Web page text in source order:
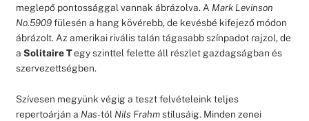
meglepő pontossággal vannak ábrázolva. A Mark Levinson
No.5909fülesén a hang kövérebb, de kevésbé kifejező módon
ábrázolt. Az amerikai rivális talán tágasabb színpadot rajzol, de
a Solitaire Tegy szinttel felette áll részlet gazdagságban és
szervezettségben.
Szívesen megyünk végig a teszt felvételeink teljes
repertoárján a Nas-tól Nils Frahmstílusáig. Minden zenei